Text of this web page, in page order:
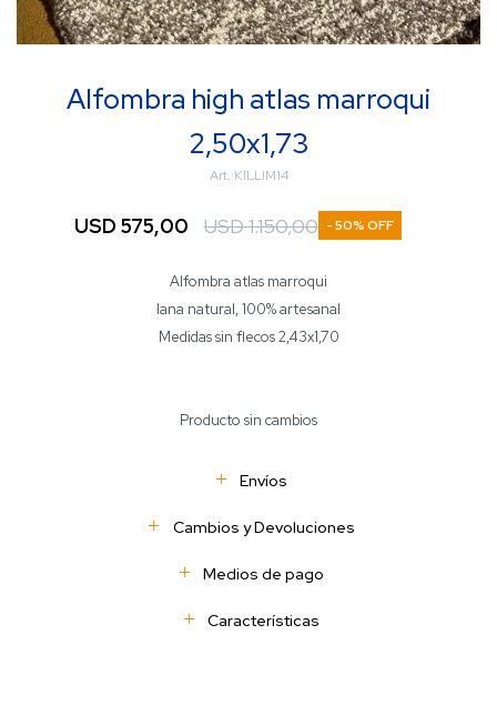
Alfombra high atlas marroqui
2,50x1,73
KILLIM14
USD 575,00 USD1.150,00 50
Alfombra atlas marroqui
lana natural, 100% artesanal
Medidas sin flecos 2,43x1,70
Producto sin cambios
Envíos
Cambios y Devoluciones
Medios de pago
Características